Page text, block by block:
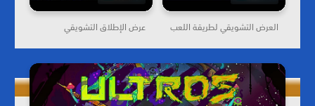
عرض الإطلاق التشويقي العرض التشويقي لطريقة اللعب